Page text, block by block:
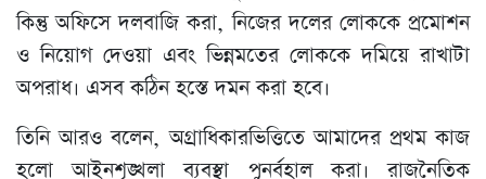
কিন্তু অফিসে দলবাজি করা, নিজের দলের লোককে প্রমোশন
ও নিয়োগ দেওয়া এবং ভিন্নমতের লোককে দমিয়ে রাখাটা
অপরাধ। এসব কঠিন হস্তে দমন করা হবে।
তিনি আরও বলেন, অগ্রাধিকারভিত্তিতে আমাদের প্রথম কাজ
হলো আইনশৃঙ্খলা ব্যবস্থা পুনর্বহাল করা। রাজনৈতিক